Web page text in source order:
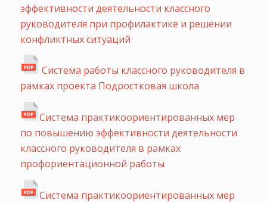
эффективности деятельности классного
руководителя при профилактике и решении
конфликтных ситуаций
Система работы классного руководителя в
рамках проекта Подростковая школа
Система практикоориентированных мер
по повышению эффективности деятельности
классного руководителя в рамках
профориентационной работы
Система практикоориентированных мер